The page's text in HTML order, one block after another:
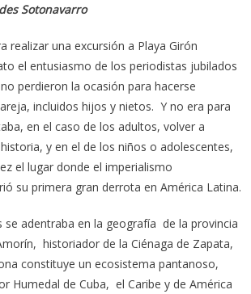
Sotonavarro
realizar una excursión a Playa Girón
el entusiasmo de los periodistas jubilados
perdieron la ocasión para hacerse
incluidos hijos y nietos. Y no era para
en el caso de los adultos, volver a
y en el de los niños o adolescentes,
el lugar donde el imperialismo
su primera gran derrota en América Latina.
se adentraba en la geografía de la provincia
historiador de la Ciénaga de Zapata,
constituye un ecosistema pantanoso,
Humedal de Cuba, el Caribe y de América